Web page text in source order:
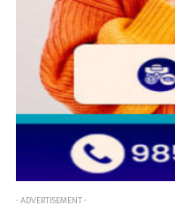
- ADVERTISEMENT -